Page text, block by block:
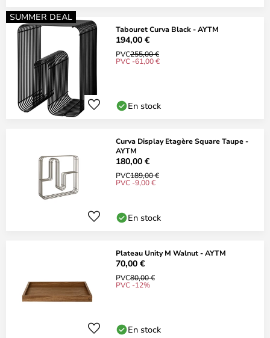
SUMMER DEAL
Tabouret Curva Black - AYTM
194,00 €
PVC255,00 €
PVC -61,00 €
En stock
Curva Display Etagère Square Taupe -
AYTM
180,00 €
PVC189,00 €
PVC -9,00 €
En stock
Plateau Unity M Walnut - AYTM
70,00 €
PVC80,00 €
PVC -12%
En stock